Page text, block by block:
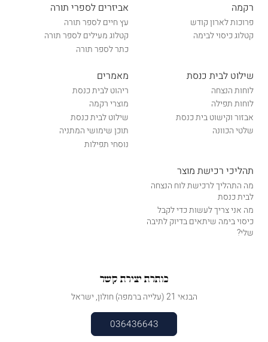
רקמה
פרוכות לארון קודש
קטלוג כיסוי לבימה
אביזרים לספרי תורה
עץ חיים לספר תורה
קטלוג מעילים לספר תורה
כתר לספר תורה
שילוט לבית כנסת
לוחות הנצחה
לוחות תפילה
אבזור וקישוט בית כנסת
שלטי הכוונה
מאמרים
ריהוט לבית כנסת
מוצרי רקמה
שילוט לבית כנסת
תוכן שימושי המתניה
נוסחי תפילות
תהליכי רכישת מוצר
מה התהליך לרכישת לוח הנצחה
לבית כנסת
מה אני צריך לעשות כדי לקבל
כיסוי בימה שיתאים בדיוק לתיבה
שלי?
כותרת יצירת קשר
הבנאי 21 (עלייה ברמפה) חולון, ישראל
036436643